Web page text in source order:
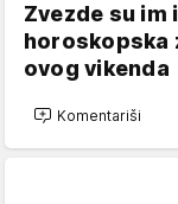
Zvezde su im
horoskopska
ovog vikenda
Komentariši